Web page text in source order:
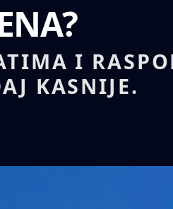
I
KASNIJE.